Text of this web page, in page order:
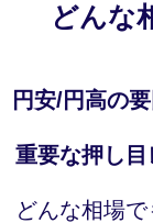
どんな
円安/円高の
重要な押し目
どんな相場